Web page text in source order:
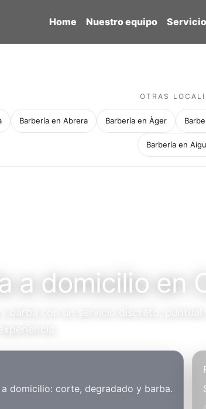
Home Nuestro equipo
OTRAS
Barbería en Abrera Barbería en Àger
Barbería en
a domicilio en
barba con un servicio discreto, puntual
domicilio: corte, degradado y barba.